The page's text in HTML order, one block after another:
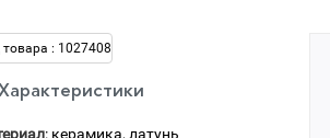
товара : 1027408
: керамика, латунь